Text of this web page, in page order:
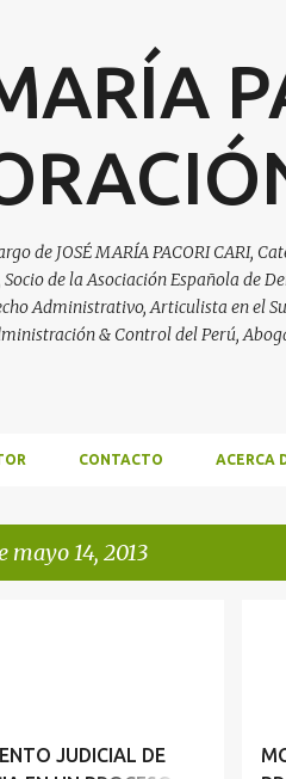
de JOSÉ MARÍA PACORI CARI,
de la Asociación Española de
Administrativo, Articulista en el
& Control del Perú,
CONTACTO ACERCA
14, 2013
JUDICIAL DE